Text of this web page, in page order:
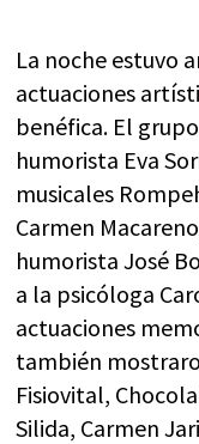
La noche estuvo
actuaciones
benéfica. El
humorista Eva
musicales
Carmen
humorista José
a la psicóloga
actuaciones
también
Fisiovital,
Silida, Carmen